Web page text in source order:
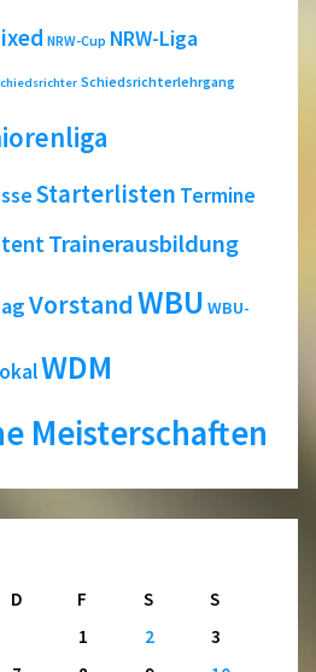
NRW-Cup NRW-Liga
Schiedsrichterlehrgang
Starterlisten Termine
Trainerausbildung
VorstandWBU WBU-
WDM
Meisterschaften
D F S
S
1
2
3